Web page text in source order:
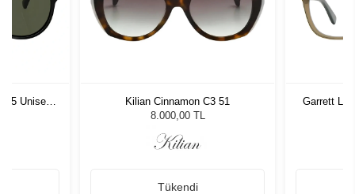
55 Unisex
Kilian Cinnamon C3 51
8.000,00 TL
Tükendi
Garrett